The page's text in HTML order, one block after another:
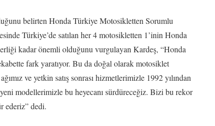
belirten Honda Türkiye Motosikletten Sorumlu
Türkiye’de satılan her 4 motosikletten 1’inin Honda
kadar önemli olduğunu vurgulayan Kardeş, “Honda
fark yaratıyor. Bu da doğal olarak motosiklet
ve yetkin satış sonrası hizmetlerimizle 1992 yılından
modellerimizle bu heyecanı sürdüreceğiz. Bizi bu rekor
ederiz” dedi.